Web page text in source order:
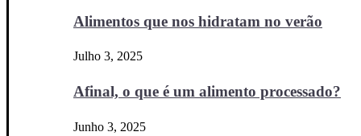
Alimentos que nos hidratam no verão
Julho 3, 2025
Afinal, o que é um alimento processado?
Junho 3, 2025